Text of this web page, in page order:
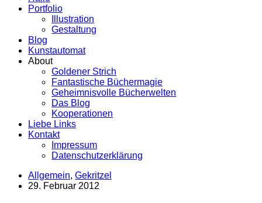
Portfolio
Illustration
Gestaltung
Blog
Kunstautomat
About
Goldener Strich
Fantastische Büchermagie
Geheimnisvolle Bücherwelten
Das Blog
Kooperationen
Liebe Links
Kontakt
Impressum
Datenschutzerklärung
Allgemein, Gekritzel
29. Februar 2012